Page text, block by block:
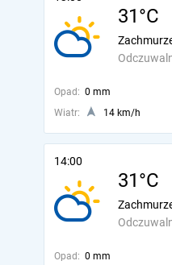
31°C
Opad: 0 mm
Wiatr:
14 km/h
14:00
31°C
Opad: 0 mm